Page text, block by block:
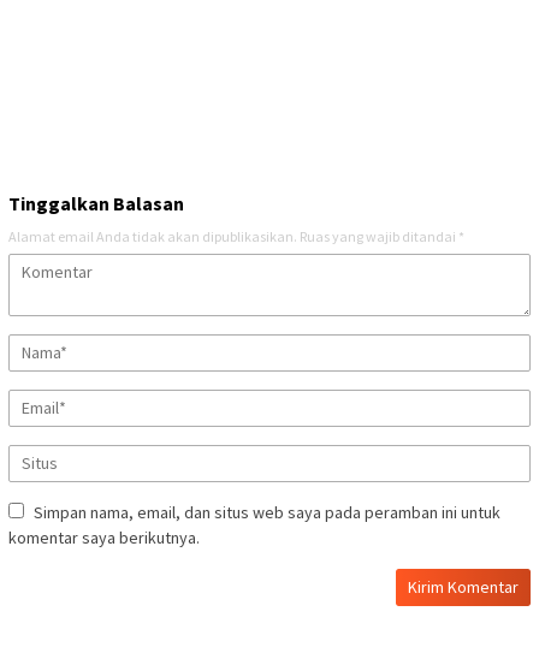
Tinggalkan Balasan
Alamat email Anda tidak akan dipublikasikan. Ruas yang wajib ditandai *
Simpan nama, email, dan situs web saya pada peramban ini untuk
komentar saya berikutnya.